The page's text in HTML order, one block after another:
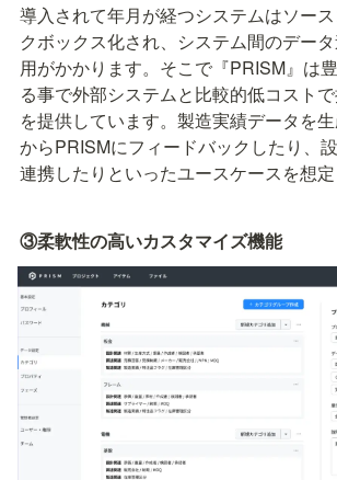
導入されて年月が経つシステムはソー
クボックス化され、システム間のデー
用がかかります。そこで『PRISM』は
る事で外部システムと比較的低コスト
を提供しています。製造実績データを
からPRISMにフィードバックしたり、
連携したりといったユースケースを想定
③柔軟性の高いカスタマイズ機能